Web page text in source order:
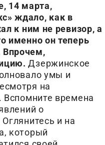
14 марта,
ждало, как в
к ним не ревизор, а
именно он теперь
Впрочем,
Дзержинское
умы и
на
Вспомните времена
о
и на
который